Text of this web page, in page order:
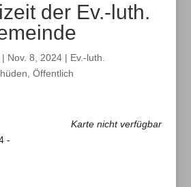
der Ev.-luth.
| Nov. 8, 2024| Ev.-luth.
Öffentlich
Karte nicht verfügbar
-